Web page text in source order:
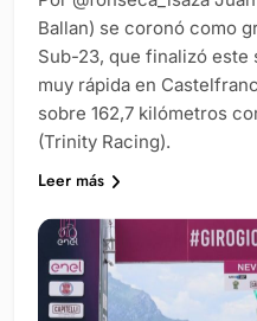
Ballan) se coronó como
Sub-23, que finalizó este
muy rápida en
sobre 162,7 kilómetros
(Trinity Racing).
Leer más